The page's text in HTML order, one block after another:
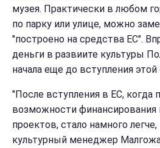
музея. Практически в любом
по парку или улице, можно
"построено на средства ЕС".
деньги в развиите культуры
начала еще до вступления
"После вступления в ЕС, когда
возможности финансирования
проектов, стало намного легче,
культурный менеджер